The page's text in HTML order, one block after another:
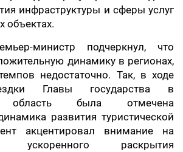
инфраструктуры и сферы услуг
объектах.
министр подчеркнул, что
динамику в регионах,
недостаточно. Так, в ходе
Главы государства в
область была отмечена
развития туристической
акцентировал внимание на
ускоренного раскрытия